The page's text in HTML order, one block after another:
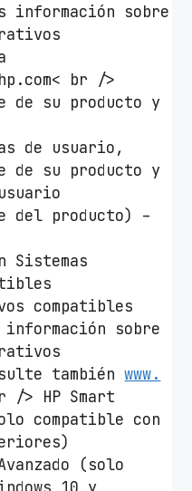
información sobre
br />
de su producto y
de usuario,
de su producto y
del producto) –
Sistemas
compatibles
información sobre
tambiénwww.
/> HP Smart
compatible con
(solo
10 y